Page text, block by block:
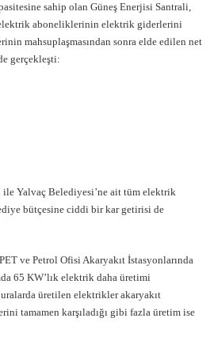
sahip olan Güneş Enerjisi Santrali,
aboneliklerinin elektrik giderlerini
mahsuplaşmasından sonra elde edilen net
gerçekleşti:
ile Yalvaç Belediyesi’ne ait tüm elektrik
bütçesine ciddi bir kar getirisi de
ve Petrol Ofisi Akaryakıt İstasyonlarında
65 KW’lık elektrik daha üretimi
üretilen elektrikler akaryakıt
tamamen karşıladığı gibi fazla üretim ise